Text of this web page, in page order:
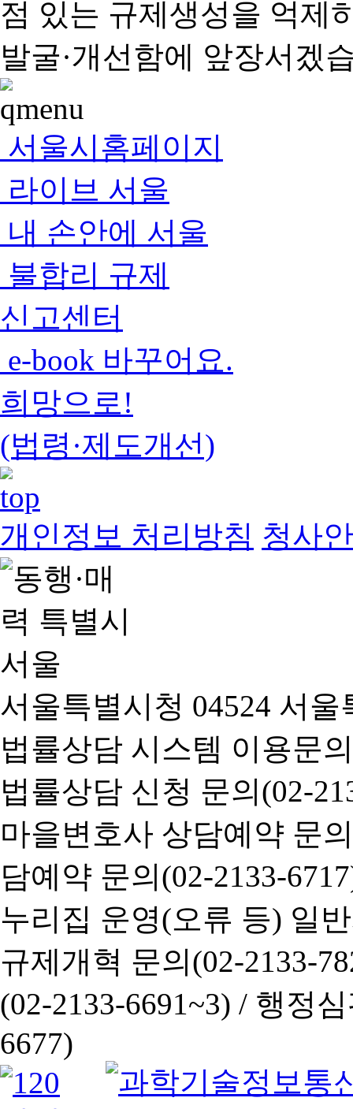
점 있는 규제생성을 억제
발굴·개선함에 앞장서겠
서울시홈페이지
라이브 서울
내 손안에 서울
불합리 규제
신고센터
e-book 바꾸어요.
희망으로!
(법령·제도개선)
개인정보 처리방침 청사
서울특별시청 04524 서
법률상담 시스템 이용문
법률상담 신청 문의(02-
마을변호사 상담예약 문
담예약 문의(02-2133-
누리집 운영(오류 등) 일
규제개혁 문의(02-2133-
(02-2133-6691~3) / 행정심
6677)